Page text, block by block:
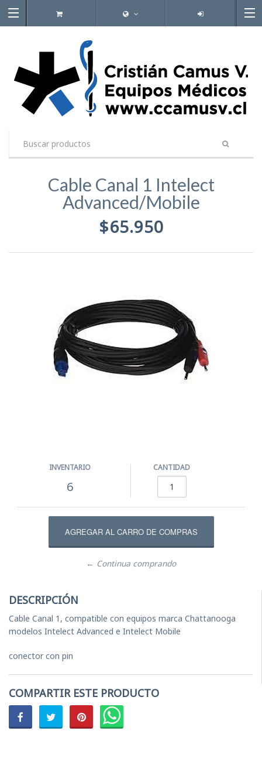
Cable Canal 1 Intelect
Advanced/Mobile
$65.950
INVENTARIO
6
CANTIDAD
← Continua comprando
DESCRIPCIÓN
Cable Canal 1, compatible con equipos marca Chattanooga
modelos Intelect Advanced e Intelect Mobile
conector con pin
COMPARTIR ESTE PRODUCTO